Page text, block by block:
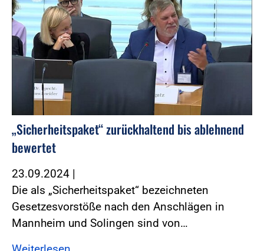
„Sicherheitspaket“ zurückhaltend bis ablehnend
bewertet
23.09.2024 |
Die als „Sicherheitspaket“ bezeichneten
Gesetzesvorstöße nach den Anschlägen in
Mannheim und Solingen sind von…